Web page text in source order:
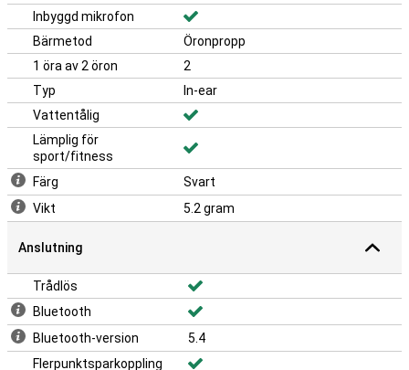
Inbyggd mikrofon
Bärmetod
Öronpropp
1 öra av 2 öron
2
Typ
In-ear
Vattentålig
Lämplig för
sport/fitness
Färg
Svart
Vikt
5.2 gram
Anslutning
Trådlös
Bluetooth
Bluetooth-version
5.4
Flerpunktsparkoppling